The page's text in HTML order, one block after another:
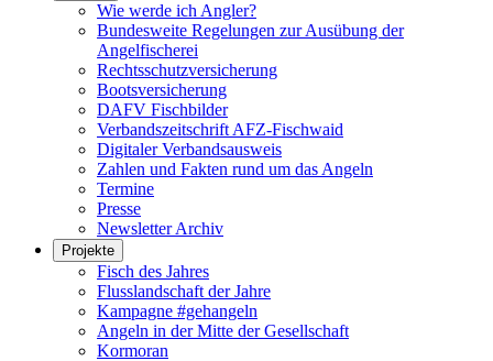
Wie werde ich Angler?
Bundesweite Regelungen zur Ausübung der
Angelfischerei
Rechtsschutzversicherung
Bootsversicherung
DAFV Fischbilder
Verbandszeitschrift AFZ-Fischwaid
Digitaler Verbandsausweis
Zahlen und Fakten rund um das Angeln
Termine
Presse
Newsletter Archiv
Projekte
Fisch des Jahres
Flusslandschaft der Jahre
Kampagne #gehangeln
Angeln in der Mitte der Gesellschaft
Kormoran